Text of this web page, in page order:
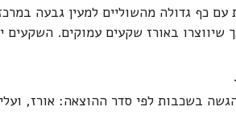
כף גדולה מהשוליים למעין גבעה
באורז שקעים עמוקים. השקעים
בשכבות לפי סדר ההוצאה: אורז,